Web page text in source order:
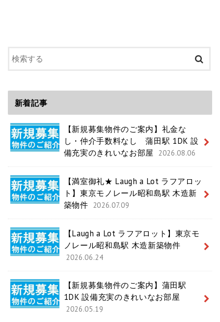
新着記事
【新規募集物件のご案内】礼金な
し・仲介手数料なし 蒲田駅 1DK 設
備充実のきれいなお部屋
2026.08.06
【満室御礼★ Laugh a Lot ラフアロッ
ト】東京モノレール昭和島駅 木造新
築物件
2026.07.09
【Laugh a Lot ラフアロット】東京モ
ノレール昭和島駅 木造新築物件
2026.06.24
【新規募集物件のご案内】蒲田駅
1DK 設備充実のきれいなお部屋
2026.05.19